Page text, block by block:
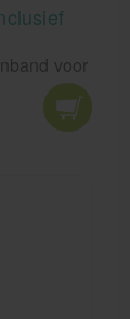
voor
bij
en